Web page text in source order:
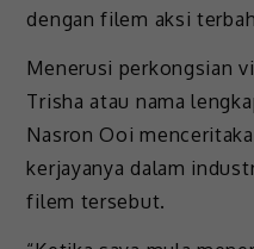
dengan filem aksi
Menerusi perkongsian
Trisha atau nama
Nasron Ooi
kerjayanya dalam
filem tersebut.